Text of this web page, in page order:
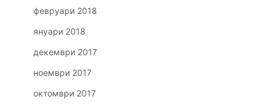
февруари 2018
януари 2018
декември 2017
ноември 2017
октомври 2017